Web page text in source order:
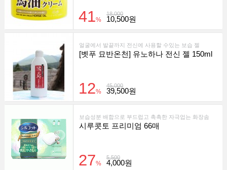
18,000
41% 10,500원
얼굴에서 발끝까지 전신에 사용할 수있는 보습 젤
[벳푸 묘반온천] 유노하나 전신 젤 150ml
45,000
12% 39,500원
보습성분 배합으로 부드럽고 촉촉한 자극업는 화장솜
시루콧토 프리미엄 66매
5,500
27% 4,000원